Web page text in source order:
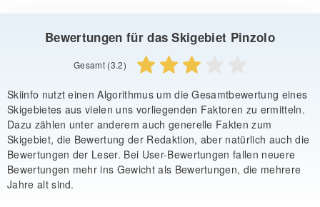
Bewertungen für das Skigebiet Pinzolo
Gesamt (3.2)
Skiinfo nutzt einen Algorithmus um die Gesamtbewertung eines
Skigebietes aus vielen uns vorliegenden Faktoren zu ermitteln.
Dazu zählen unter anderem auch generelle Fakten zum
Skigebiet, die Bewertung der Redaktion, aber natürlich auch die
Bewertungen der Leser. Bei User-Bewertungen fallen neuere
Bewertungen mehr ins Gewicht als Bewertungen, die mehrere
Jahre alt sind.